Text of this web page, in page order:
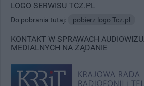
LOGO SERWISU TCZ.PL
Do pobrania tutaj: pobierz logo Tcz.pl
KONTAKT W SPRAWACH
MEDIALNYCH NA ŻĄDANIE